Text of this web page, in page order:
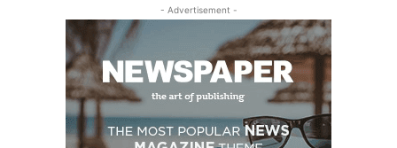
- Advertisement -